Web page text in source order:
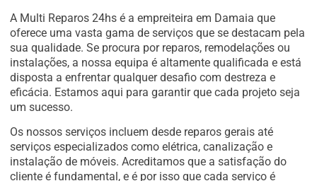
A Multi Reparos 24hs é a empreiteira em Damaia que
oferece uma vasta gama de serviços que se destacam pela
sua qualidade. Se procura por reparos, remodelações ou
instalações, a nossa equipa é altamente qualificada e está
disposta a enfrentar qualquer desafio com destreza e
eficácia. Estamos aqui para garantir que cada projeto seja
um sucesso.
Os nossos serviços incluem desde reparos gerais até
serviços especializados como elétrica, canalização e
instalação de móveis. Acreditamos que a satisfação do
cliente é fundamental, e é por isso que cada serviço é